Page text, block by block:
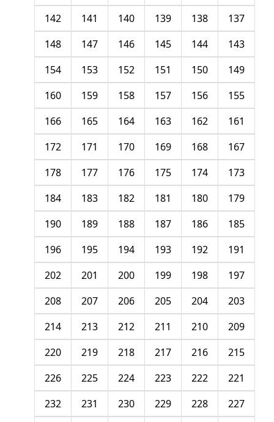
137
138
139
140
141
142
143
144
145
146
147
148
149
150
151
152
153
154
155
156
157
158
159
160
161
162
163
164
165
166
167
168
169
170
171
172
173
174
175
176
177
178
179
180
181
182
183
184
185
186
187
188
189
190
191
192
193
194
195
196
197
198
199
200
201
202
203
204
205
206
207
208
209
210
211
212
213
214
215
216
217
218
219
220
221
222
223
224
225
226
227
228
229
230
231
232